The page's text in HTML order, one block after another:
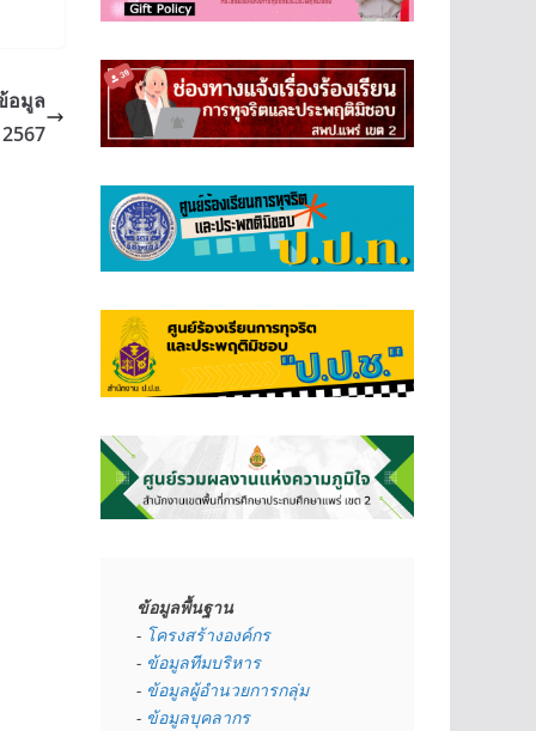
อมูล
ข้อมูลพื้นฐาน
- โครงสร้างองค์กร
- ข้อมูลทีมบริหาร
- ข้อมูลผู้อำนวยการกลุ่ม
- ข้อมูลบุคลากร